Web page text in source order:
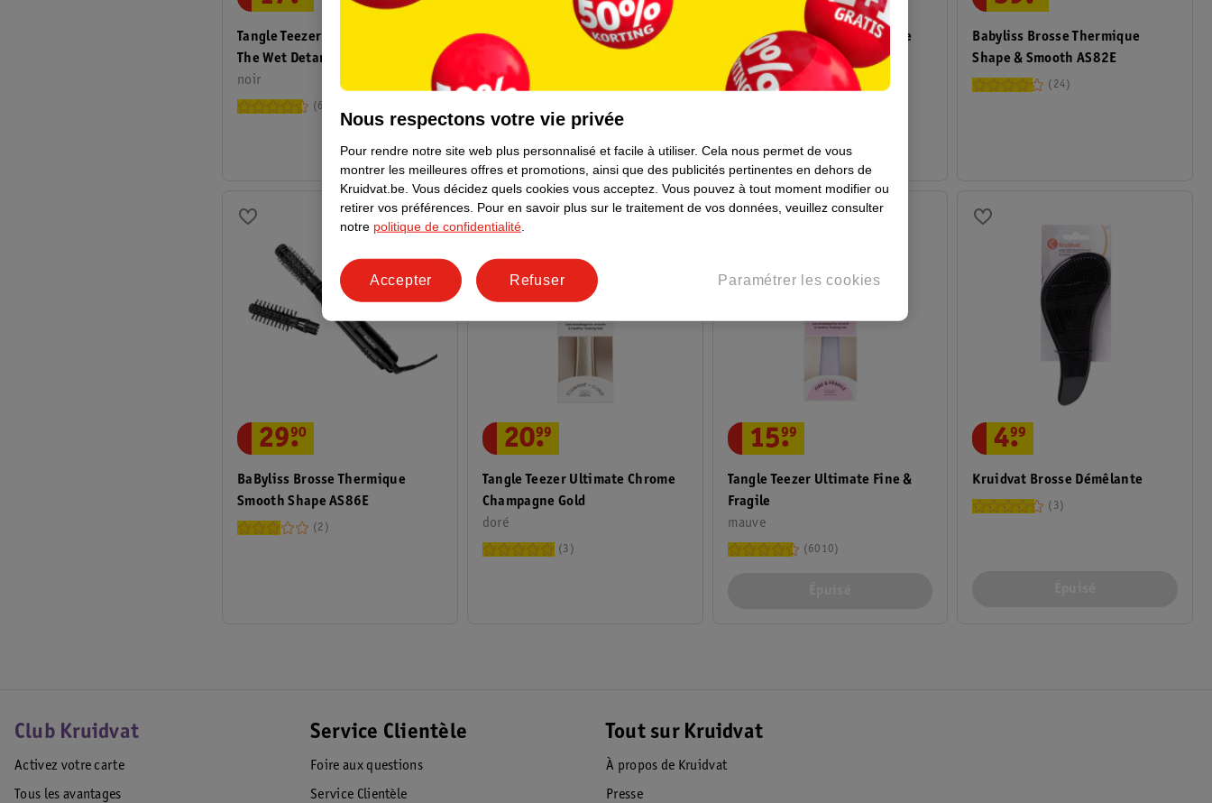
Tangle Teezer Brosse À Cheveux
The Wet Detangler
noir
6010
Tangle Teezer Hairbrush
Detangler Mini
Emily In Paris Set De Coiffure
8
Babyliss Brosse Thermique
Shape & Smooth AS82E
24
BaByliss Brosse Thermique
Smooth Shape AS86E
29.
90
2
Tangle Teezer Ultimate Chrome
Champagne Gold
doré
20.
99
3
Tangle Teezer Ultimate Fine &
Fragile
mauve
15.
99
6010
Kruidvat Brosse Démêlante
4.
99
3
Club Kruidvat
Activez votre carte
Tous les avantages
Service Clientèle
Foire aux questions
Service Clientèle
Tout sur Kruidvat
À propos de Kruidvat
Presse
Nous respectons votre vie privée
Pour rendre notre site web plus personnalisé et facile à utiliser. Cela nous permet de vous
montrer les meilleures offres et promotions, ainsi que des publicités pertinentes en dehors de
Kruidvat.be. Vous décidez quels cookies vous acceptez. Vous pouvez à tout moment modifier ou
retirer vos préférences. Pour en savoir plus sur le traitement de vos données, veuillez consulter
notre politique de confidentialité
Paramétrer les cookies
Refuser
Accepter